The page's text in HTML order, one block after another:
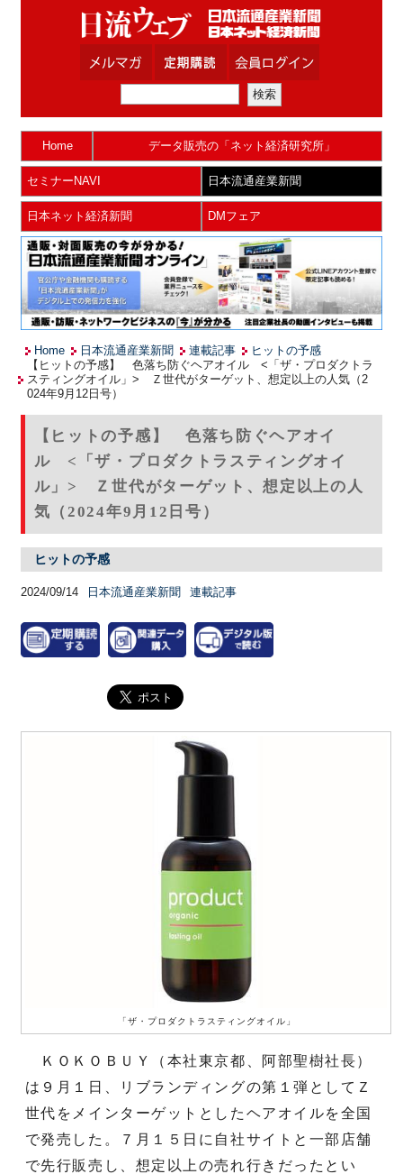
Home データ販売の「ネット経済研究所」
セミナーNAVI 日本流通産業新聞
日本ネット経済新聞 DMフェア
Home 日本流通産業新聞 連載記事
ヒットの予感
【ヒットの予感】 色落ち防ぐヘアオイル <「ザ・プロダクトラ
スティングオイル」> Ｚ世代がターゲット、想定以上の人気（2
024年9月12日号）
【ヒットの予感】 色落ち防ぐヘアオイ
ル <「ザ・プロダクトラスティングオイ
ル」> Ｚ世代がターゲット、想定以上の人
気（2024年9月12日号）
ヒットの予感
2024/09/14 日本流通産業新聞 連載記事
「ザ・プロダクトラスティングオイル」
ＫＯＫＯＢＵＹ（本社東京都、阿部聖樹社長）
は９月１日、リブランディングの第１弾としてＺ
世代をメインターゲットとしたヘアオイルを全国
で発売した。７月１５日に自社サイトと一部店舗
で先行販売し、想定以上の売れ行きだったとい